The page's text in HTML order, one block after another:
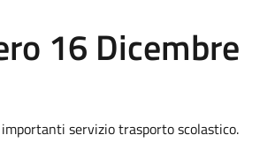
16 Dicembre
servizio trasporto scolastico.